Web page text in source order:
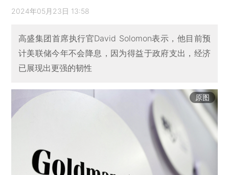
2024年05月23日 13:58
高盛集团首席执行官David Solomon表示，他目前预
计美联储今年不会降息，因为得益于政府支出，经济
已展现出更强的韧性
原图